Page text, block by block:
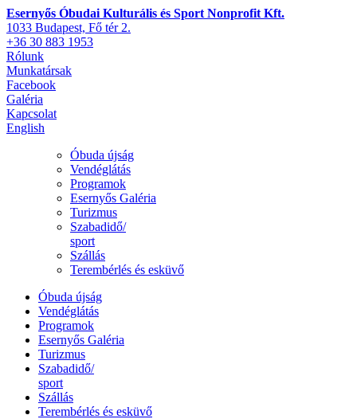
Esernyős Óbudai Kulturális és Sport Nonprofit Kft.
1033 Budapest, Fő tér 2.
+36 30 883 1953
Rólunk
Munkatársak
Facebook
Galéria
Kapcsolat
English
Óbuda újság
Vendéglátás
Programok
Esernyős Galéria
Turizmus
Szabadidő/
sport
Szállás
Terembérlés és esküvő
Óbuda újság
Vendéglátás
Programok
Esernyős Galéria
Turizmus
Szabadidő/
sport
Szállás
Terembérlés és esküvő